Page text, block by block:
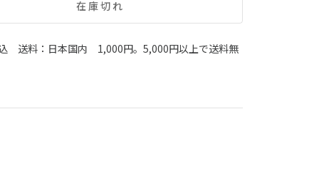
在庫切れ
送料：日本国内 1,000円。5,000円以上で送料無